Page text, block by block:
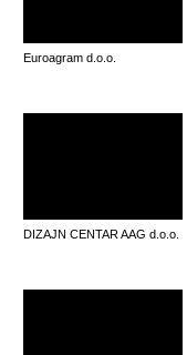
Euroagram d.o.o.
DIZAJN CENTAR AAG d.o.o.